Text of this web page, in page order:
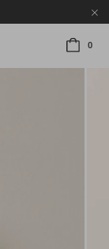
DOUANE.
0